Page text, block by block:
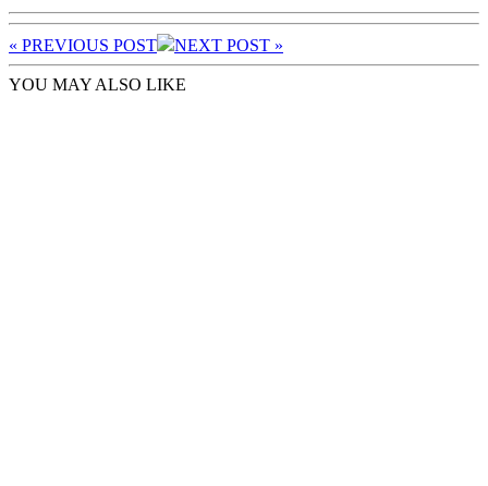
« PREVIOUS POST NEXT POST »
YOU MAY ALSO LIKE